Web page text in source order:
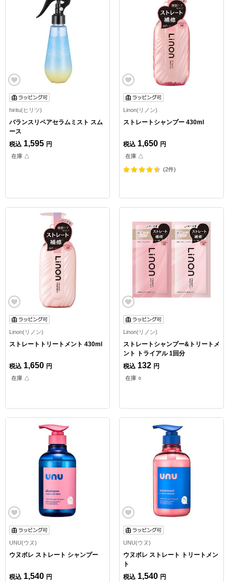
hiritu(ヒリツ)
バランスリペアセラムミスト スム
ース
税込 1,595 円
在庫 △
Linon(リノン)
ストレートシャンプー 430ml
税込 1,650 円
在庫 △
(2件)
Linon(リノン)
ストレートトリートメント 430ml
税込 1,650 円
在庫 △
Linon(リノン)
ストレートシャンプー&トリートメ
ント トライアル 1回分
税込 132 円
在庫 ○
UNU(ウヌ)
ウヌボレ ストレート シャンプー
税込 1,540 円
UNU(ウヌ)
ウヌボレ ストレート トリートメン
ト
税込 1,540 円